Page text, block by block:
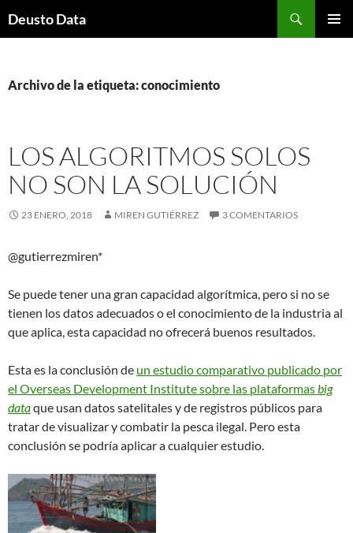
Deusto Data
Archivo de la etiqueta: conocimiento
LOS ALGORITMOS SOLOS
NO SON LA SOLUCIÓN
23 ENERO, 2018 MIREN GUTIÉRREZ 3 COMENTARIOS
@gutierrezmiren*
Se puede tener una gran capacidad algorítmica, pero si no se
tienen los datos adecuados o el conocimiento de la industria al
que aplica, esta capacidad no ofrecerá buenos resultados.
Esta es la conclusión de un estudio comparativo publicado por
el Overseas Development Institute sobre las plataformasbig
dataque usan datos satelitales y de registros públicos para
tratar de visualizar y combatir la pesca ilegal. Pero esta
conclusión se podría aplicar a cualquier estudio.